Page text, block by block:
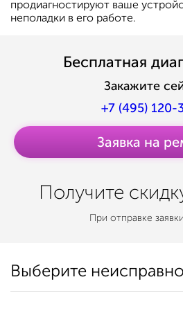
продиагностируют ваше
неполадки в его работе.
Бесплатная
Закажите
+7 (495) 120-
Заявка на
Получите
При отправке
Выберите